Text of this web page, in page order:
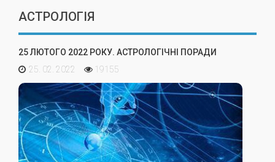
АСТРОЛОГІЯ
25 ЛЮТОГО 2022 РОКУ. АСТРОЛОГІЧНІ ПОРАДИ
25. 02. 2022
19155